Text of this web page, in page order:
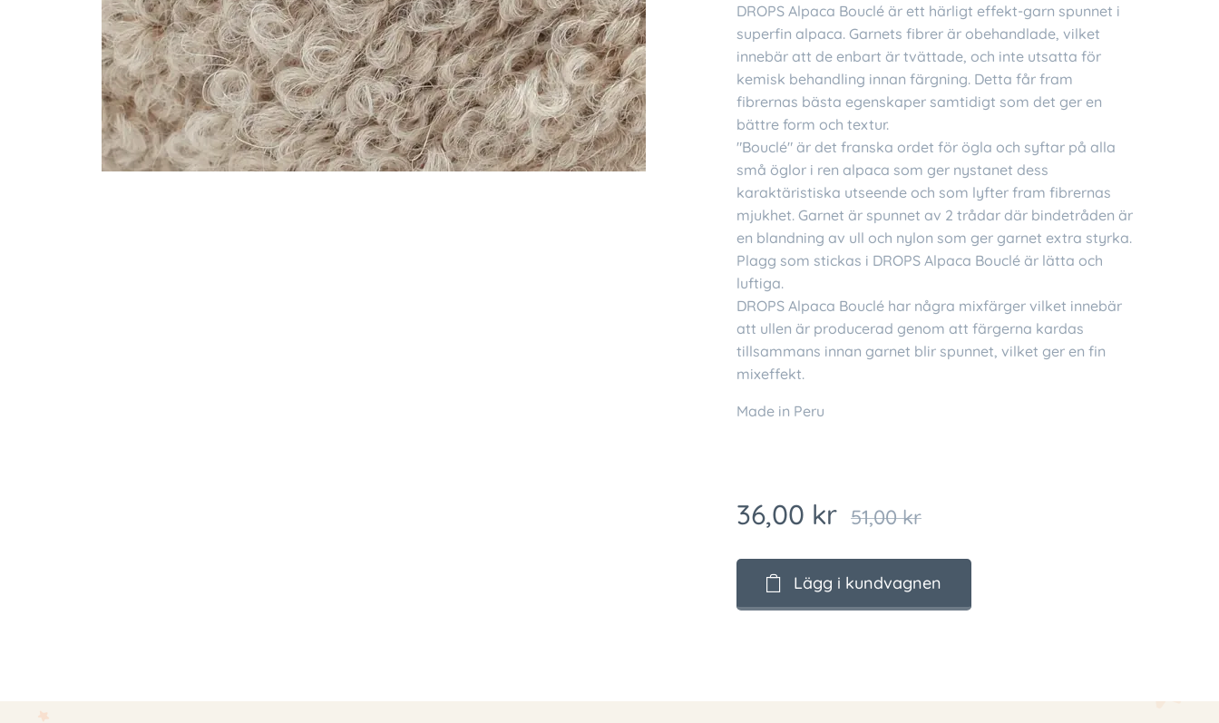
DROPS Alpaca Bouclé är ett härligt effekt-garn spunnet i
superfin alpaca. Garnets fibrer är obehandlade, vilket
innebär att de enbart är tvättade, och inte utsatta för
kemisk behandling innan färgning. Detta får fram
fibrernas bästa egenskaper samtidigt som det ger en
bättre form och textur.
"Bouclé" är det franska ordet för ögla och syftar på alla
små öglor i ren alpaca som ger nystanet dess
karaktäristiska utseende och som lyfter fram fibrernas
mjukhet. Garnet är spunnet av 2 trådar där bindetråden är
en blandning av ull och nylon som ger garnet extra styrka.
Plagg som stickas i DROPS Alpaca Bouclé är lätta och
luftiga.
DROPS Alpaca Bouclé har några mixfärger vilket innebär
att ullen är producerad genom att färgerna kardas
tillsammans innan garnet blir spunnet, vilket ger en fin
mixeffekt.
Made in Peru
36,00 kr 51,00kr
Lägg i kundvagnen